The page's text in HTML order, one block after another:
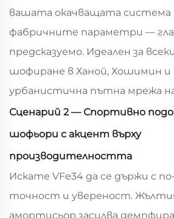
вашата окачващата система
фабричните параметри —
предсказуемо. Идеален за
шофиране в Ханой, Хошимин
урбанистична пътна мрежа
Сценарий 2 — Спортивно
шофьори с акцент върху
производителността
Искате VFe34 да се държи с
точност и увереност.
амортисьор засилва